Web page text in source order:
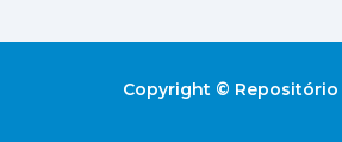
Copyright © Repositório